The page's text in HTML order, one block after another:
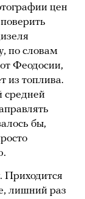
цен
по словам
Феодосии,
из топлива.
средней
бы,
Приходится
лишний раз